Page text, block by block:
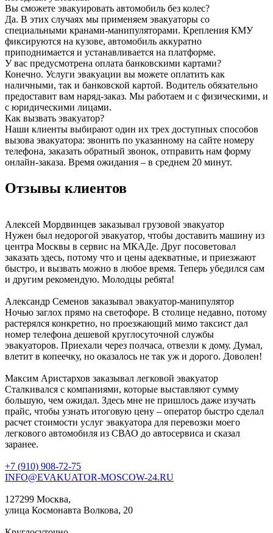
Вы сможете эвакуировать автомобиль без колес?
Да. В этих случаях мы применяем эвакуаторы со
специальными кранами-манипуляторами. Крепления КМУ
фиксируются на кузове, автомобиль аккуратно
приподнимается и устанавливается на платформе.
У вас предусмотрена оплата банковскими картами?
Конечно. Услуги эвакуации вы можете оплатить как
наличными, так и банковской картой. Водитель обязательно
предоставит вам наряд-заказ. Мы работаем и с физическими, и
с юридическими лицами.
Как вызвать эвакуатор?
Наши клиенты выбирают один их трех доступных способов
вызова эвакуатора: звонить по указанному на сайте номеру
телефона, заказать обратный звонок, отправить нам форму
онлайн-заказа. Время ожидания – в среднем 20 минут.
Отзывы клиентов
Алексей Мордвинцев заказывал грузовой эвакуатор
Нужен был недорогой эвакуатор, чтобы доставить машину из
центра Москвы в сервис на МКАДе. Друг посоветовал
заказать здесь, потому что и цены адекватные, и приезжают
быстро, и вызвать можно в любое время. Теперь убедился сам
и другим рекомендую. Молодцы ребята!
Александр Семенов заказывал эвакуатор-манипулятор
Ночью заглох прямо на светофоре. В столице недавно, потому
растерялся конкретно, но проезжающий мимо таксист дал
номер телефона дешевой круглосуточной службы
эвакуаторов. Приехали через полчаса, отвезли к дому. Думал,
влетит в копеечку, но оказалось не так уж и дорого. Доволен!
Максим Аристархов заказывал легковой эвакуатор
Сталкивался с компаниями, которые выставляют сумму
большую, чем ожидал. Здесь мне не пришлось даже изучать
прайс, чтобы узнать итоговую цену – оператор быстро сделал
расчет стоимости услуг эвакуатора для перевозки моего
легкового автомобиля из СВАО до автосервиса и сказал
заранее.
+7 (910) 908-72-75
INFO@EVAKUATOR-MOSCOW-24.RU
127299 Москва,
улица Космонавта Волкова, 20